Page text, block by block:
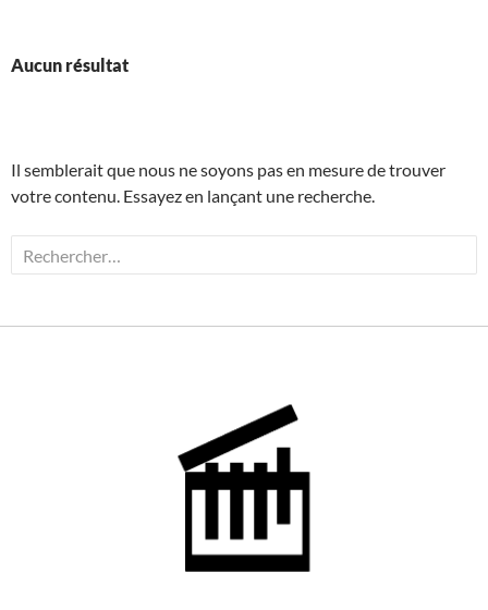
Aucun résultat
Il semblerait que nous ne soyons pas en mesure de trouver
votre contenu. Essayez en lançant une recherche.